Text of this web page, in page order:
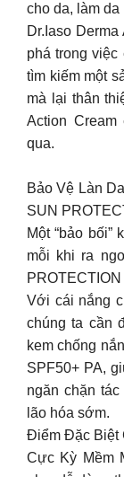
cho da, làm da
Dr.Iaso
phá trong việc
tìm kiếm một
mà lại thân
Action
qua.
Bảo Vệ Làn
SUN
Một “bảo bối”
mỗi khi ra
Với cái nắng
chúng ta cần
kem chống
SPF50+ PA,
ngăn chặn
lão hóa sớm.
Điểm Đặc Biệt
Cực Kỳ Mềm